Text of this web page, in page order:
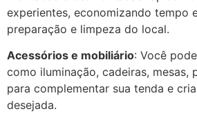
experientes, economizando tempo
preparação e limpeza do local.
Acessórios e mobiliário: Você
como iluminação, cadeiras, mesas,
para complementar sua tenda e
desejada.